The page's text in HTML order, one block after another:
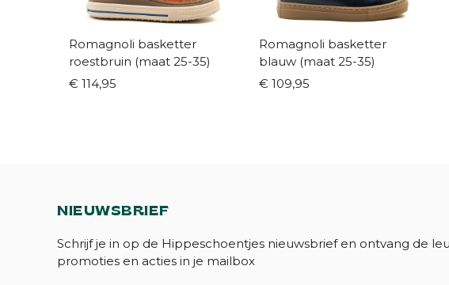
Romagnoli basketter
roestbruin (maat 25-35)
€ 114,95
Romagnoli basketter
blauw (maat 25-35)
€ 109,95
NIEUWSBRIEF
Schrijf je in op de Hippeschoentjes nieuwsbrief en ontvang de
promoties en acties in je mailbox